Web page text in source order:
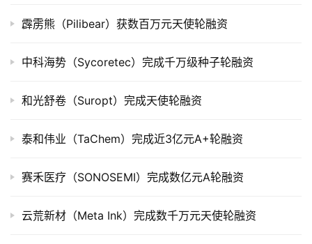
数
据
学
霹雳熊（Pilibear）获数百万元天使轮融资
中科海势（Sycoretec）完成千万级种子轮融资
和光舒卷（Suropt）完成天使轮融资
泰和伟业（TaChem）完成近3亿元A+轮融资
赛禾医疗（SONOSEMI）完成数亿元A轮融资
云荒新材（Meta Ink）完成数千万元天使轮融资